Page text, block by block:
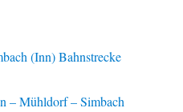
(Inn) Bahnstrecke
– Mühldorf – Simbach